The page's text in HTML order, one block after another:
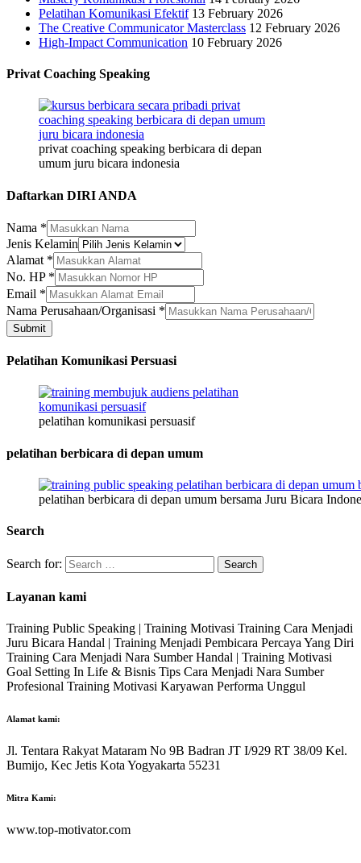
Pelatihan Komunikasi Efektif 13 February 2026
The Creative Communicator Masterclass 12 February 2026
High-Impact Communication 10 February 2026
Privat Coaching Speaking
privat coaching speaking berbicara di depan
umum juru bicara indonesia
Daftarkan DIRI ANDA
Nama *
Jenis Kelamin
Alamat *
No. HP *
Email *
Nama
HP
Nama
Nama Perusahaan/Organisasi *
Submit
Pelatihan Komunikasi Persuasi
pelatihan komunikasi persuasif
pelatihan berbicara di depan umum
pelatihan berbicara di depan umum bersama Juru Bicara
Search
Search for:
Layanan kami
Training Public Speaking | Training Motivasi Training Cara Menjadi
Juru Bicara Handal | Training Menjadi Pembicara Percaya Yang Diri
Training Cara Menjadi Nara Sumber Handal | Training Motivasi
Goal Setting In Life & Bisnis Tips Cara Menjadi Nara Sumber
Profesional Training Motivasi Karyawan Performa Unggul
Alamat kami:
Jl. Tentara Rakyat Mataram No 9B Badran JT I/929 RT 38/09 Kel.
Bumijo, Kec Jetis Kota Yogyakarta 55231
Mitra Kami:
www.top-motivator.com